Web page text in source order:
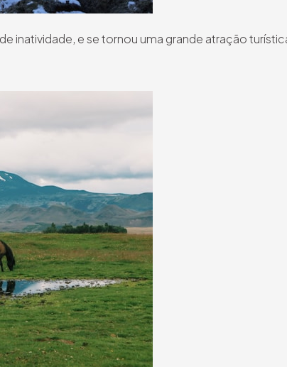
inatividade, e se tornou uma grande atração